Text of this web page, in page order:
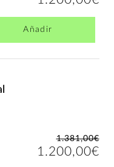
Añadir
1.381,00€
1.200,00€